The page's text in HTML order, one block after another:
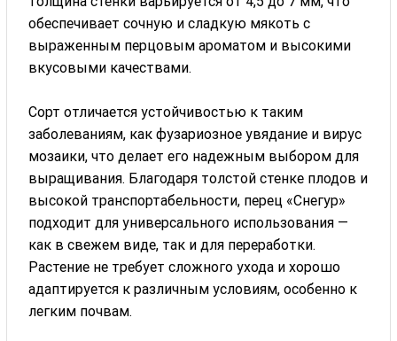
обеспечивает сочную и сладкую мякоть с
выраженным перцовым ароматом и высокими
вкусовыми качествами.
Сорт отличается устойчивостью к таким
заболеваниям, как фузариозное увядание и вирус
мозаики, что делает его надежным выбором для
выращивания. Благодаря толстой стенке плодов и
высокой транспортабельности, перец «Снегур»
подходит для универсального использования —
как в свежем виде, так и для переработки.
Растение не требует сложного ухода и хорошо
адаптируется к различным условиям, особенно к
легким почвам.